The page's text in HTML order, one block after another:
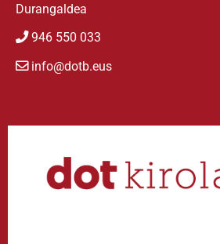
Durangaldea
946 550 033
info@dotb.eus